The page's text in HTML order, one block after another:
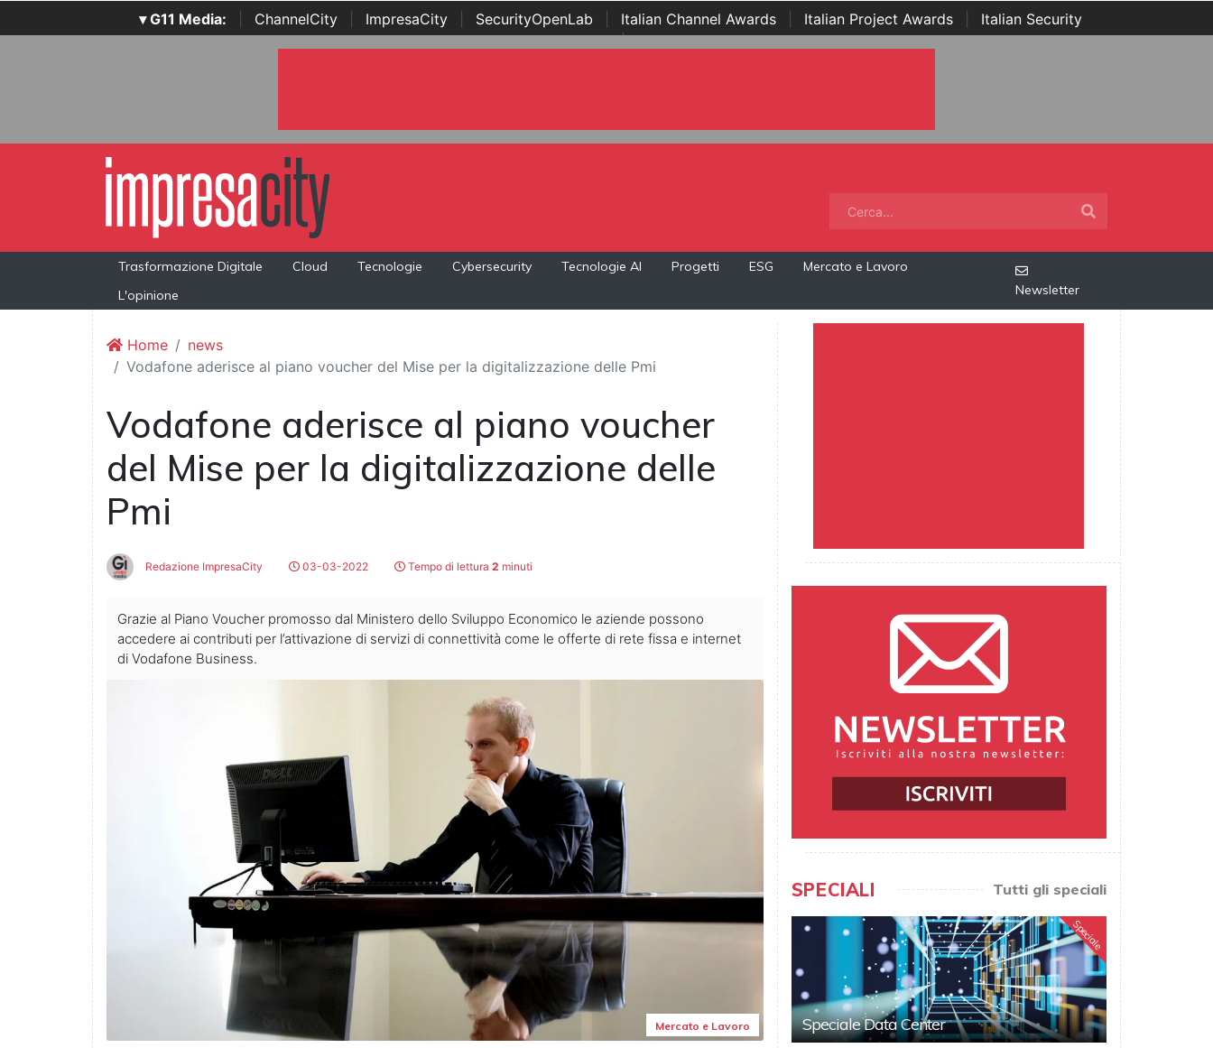
▾ G11 Media: ChannelCity ImpresaCity SecurityOpenLab Italian Channel Awards Italian Project Awards
Italian Security
Awards | ...
Trasformazione Digitale Cloud Tecnologie Cybersecurity Tecnologie AI Progetti ESG
Mercato e Lavoro
L'opinione
Newsletter
Home
news
Vodafone aderisce al piano voucher del Mise per la digitalizzazione delle Pmi
Vodafone aderisce al piano voucher
del Mise per la digitalizzazione delle
Pmi
Redazione ImpresaCity 03-03-2022 Tempo di lettura 2 minuti
Grazie al Piano Voucher promosso dal Ministero dello Sviluppo Economico le aziende possono
accedere ai contributi per l’attivazione di servizi di connettività come le offerte di rete fissa e internet
di Vodafone Business.
Mercato e Lavoro
SPECIALI Tutti gli speciali
Speciale
Speciale Data Center